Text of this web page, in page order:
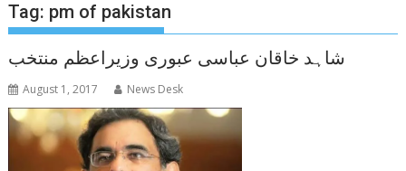
Tag: pm of pakistan
شاہد خاقان عباسی عبوری وزیراعظم منتخب
August 1, 2017 News Desk